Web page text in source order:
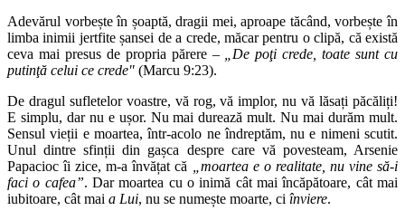
Adevărul vorbește în șoaptă, dragii mei, aproape tăcând, vorbește în
limba inimii jertfite șansei de a crede, măcar pentru o clipă, că există
ceva mai presus de propria părere – „De poţi crede, toate sunt cu
putinţă celui ce crede" (Marcu 9:23).
De dragul sufletelor voastre, vă rog, vă implor, nu vă lăsați păcăliți!
E simplu, dar nu e ușor. Nu mai durează mult. Nu mai durăm mult.
Sensul vieții e moartea, într-acolo ne îndreptăm, nu e nimeni scutit.
Unul dintre sfinții din gașca despre care vă povesteam, Arsenie
Papacioc îi zice, m-a învățat că „moartea e o realitate, nu vine să-i
faci o cafea”. Dar moartea cu o inimă cât mai încăpătoare, cât mai
iubitoare, cât mai a Lui, nu se numește moarte, ci înviere.